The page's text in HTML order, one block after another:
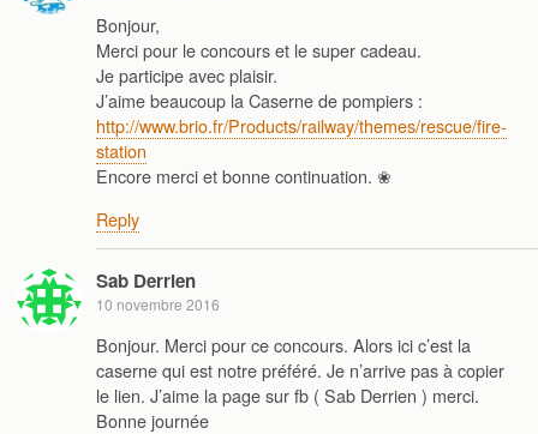
Bonjour,
Merci pour le concours et le super cadeau.
Je participe avec plaisir.
J’aime beaucoup la Caserne de pompiers :
http://www.brio.fr/Products/railway/themes/rescue/fire-
station
Encore merci et bonne continuation. ❀​​
Reply
Sab Derrien
10 novembre 2016
Bonjour. Merci pour ce concours. Alors ici c’est la
caserne qui est notre préféré. Je n’arrive pas à copier
le lien. J’aime la page sur fb ( Sab Derrien ) merci.
Bonne journée